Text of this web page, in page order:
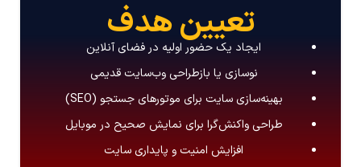
تعیین هدف
ایجاد یک حضور اولیه در فضای آنلاین
نوسازی یا بازطراحی وب‌سایت قدیمی
بهینه‌سازی سایت برای موتورهای جستجو (SEO)
طراحی واکنش‌گرا برای نمایش صحیح در موبایل
افزایش امنیت و پایداری سایت